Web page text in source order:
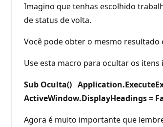
Imagino que tenhas escolhido
de status de volta.
Você pode obter o mesmo
Use esta macro para ocultar os itens
Sub Oculta()
ActiveWindow.DisplayHeadings =
Agora é muito importante que